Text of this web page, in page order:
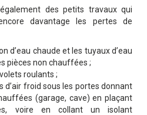
des petits travaux qui
davantage les pertes de
d’eau chaude et les tuyaux d’eau
pièces non chauffées ;
roulants ;
d’air froid sous les portes donnant
(garage, cave) en plaçant
voire en collant un isolant